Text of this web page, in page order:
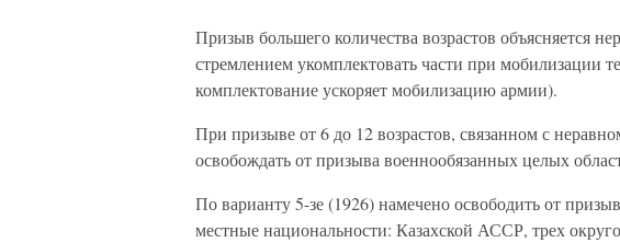
Призыв большего количества возрастов объясняется
стремлением укомплектовать части при мобилизации
комплектование ускоряет мобилизацию армии).
При призыве от 6 до 12 возрастов, связанном с
освобождать от призыва военнообязанных целых
По варианту 5-зе (1926) намечено освободить от
местные национальности: Казахской АССР, трех